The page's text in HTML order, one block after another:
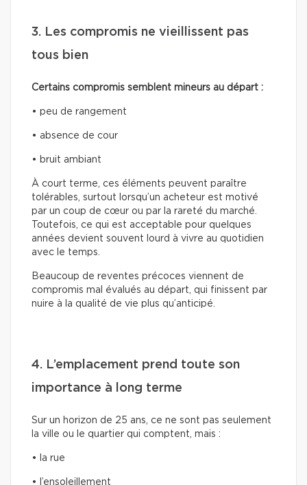
3. Les compromis ne vieillissent pas
tous bien
Certains compromis semblent mineurs au départ :
• peu de rangement
• absence de cour
• bruit ambiant
À court terme, ces éléments peuvent paraître
tolérables, surtout lorsqu’un acheteur est motivé
par un coup de cœur ou par la rareté du marché.
Toutefois, ce qui est acceptable pour quelques
années devient souvent lourd à vivre au quotidien
avec le temps.
Beaucoup de reventes précoces viennent de
compromis mal évalués au départ, qui finissent par
nuire à la qualité de vie plus qu’anticipé.
4. L’emplacement prend toute son
importance à long terme
Sur un horizon de 25 ans, ce ne sont pas seulement
la ville ou le quartier qui comptent, mais :
• la rue
• l’ensoleillement